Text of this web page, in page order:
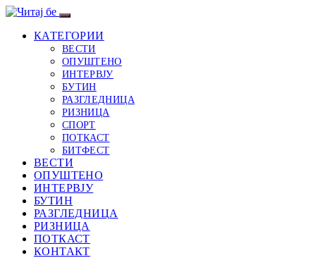
КАТЕГОРИИ
ВЕСТИ
ОПУШТЕНО
ИНТЕРВЈУ
БУТИН
РАЗГЛЕДНИЦА
РИЗНИЦА
СПОРТ
ПОТКАСТ
БИТФЕСТ
ВЕСТИ
ОПУШТЕНО
ИНТЕРВЈУ
БУТИН
РАЗГЛЕДНИЦА
РИЗНИЦА
ПОТКАСТ
КОНТАКТ